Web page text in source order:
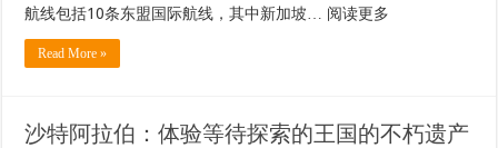
航线包括10条东盟国际航线，其中新加坡… 阅读更多
Read More »
沙特阿拉伯：体验等待探索的王国的不朽遗产